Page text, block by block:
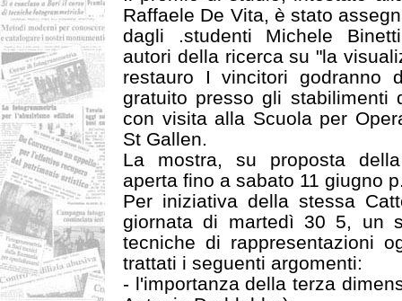
Raffaele De Vita, è stato
dagli .studenti Michele
autori della ricerca su "la
restauro I vincitori godranno
gratuito presso gli stabilimenti
con visita alla Scuola per
St Gallen.
La mostra, su proposta
aperta fino a sabato 11 giugno
Per iniziativa della stessa
giornata di martedì 30 5, un
tecniche di rappresentazioni
trattati i seguenti argomenti:
- l'importanza della terza